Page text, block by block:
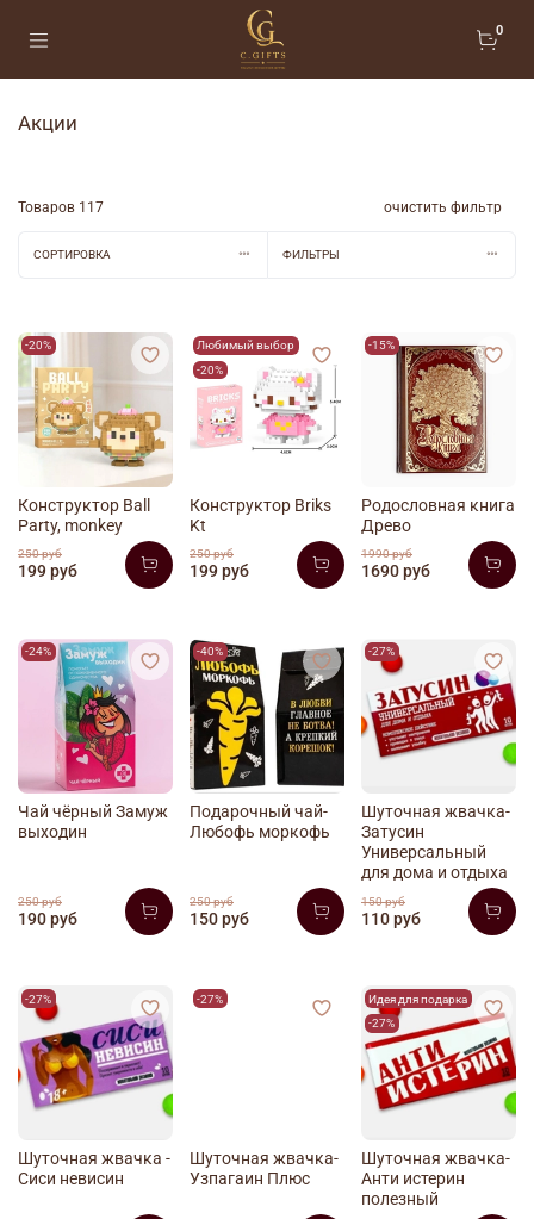
0
Акции
Товаров 117 очистить фильтр
СОРТИРОВКА ФИЛЬТРЫ
-20%
Конструктор Ball
Party, monkey
250 руб
199 руб
Любимый выбор
-20%
Конструктор Briks
Kt
250 руб
199 руб
-15%
Родословная книга
Древо
1990 руб
1690 руб
-24%
Чай чёрный Замуж
выходин
250 руб
190 руб
-40%
Подарочный чай-
Любофь моркофь
250 руб
150 руб
-27%
Шуточная жвачка-
Затусин
Универсальный
для дома и отдыха
150 руб
110 руб
-27%
Шуточная жвачка -
Сиси невисин
-27%
Шуточная жвачка-
Узпагаин Плюс
Идея для подарка
-27%
Шуточная жвачка-
Анти истерин
полезный